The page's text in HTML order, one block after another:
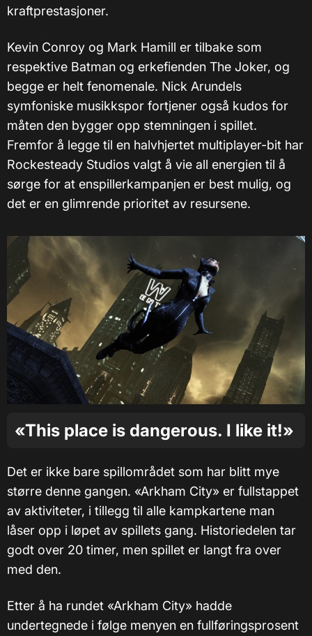
kraftprestasjoner.
Kevin Conroy og Mark Hamill er tilbake som
respektive Batman og erkefienden The Joker, og
begge er helt fenomenale. Nick Arundels
symfoniske musikkspor fortjener også kudos for
måten den bygger opp stemningen i spillet.
Fremfor å legge til en halvhjertet multiplayer-bit har
Rockesteady Studios valgt å vie all energien til å
sørge for at enspillerkampanjen er best mulig, og
det er en glimrende prioritet av resursene.
«This place is dangerous. I like it!»
Det er ikke bare spillområdet som har blitt mye
større denne gangen. «Arkham City» er fullstappet
av aktiviteter, i tillegg til alle kampkartene man
låser opp i løpet av spillets gang. Historiedelen tar
godt over 20 timer, men spillet er langt fra over
med den.
Etter å ha rundet «Arkham City» hadde
undertegnede i følge menyen en fullføringsprosent